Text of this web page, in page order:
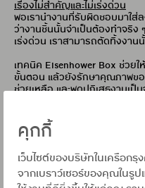
คุกกี้
เว็บไซต์ของบริษัทในเครือก
จากเบราว์เซอร์ของคุณในรู
เรื่องไม่สำคัญและไม่เร่งด่วน
พอเรานำงานที่รับผิดชอบมาใส่
ว่างานชิ้นนั้นจำเป็นต้องทำจริง
เร่งด่วน เราสามารถตัดทิ้งงาน
เทคนิค Eisenhower Box ช่วย
ขั้นตอน แล้วยังรักษาคุณภาพขอ
ช่วยเหลือ และพูดปฏิเสธงานเ
POMODORO พลิ
ประสิทธิภาพขึ้น
Pomodoro เป็นภาษาอิต